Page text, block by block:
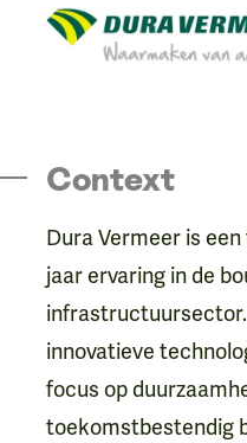
Context
Dura Vermeer is
jaar ervaring in de
innovatieve
focus op
toekomstbestendig